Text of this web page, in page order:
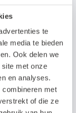
te
media te bieden
Ook delen we
met onze
en analyses.
met
of die ze